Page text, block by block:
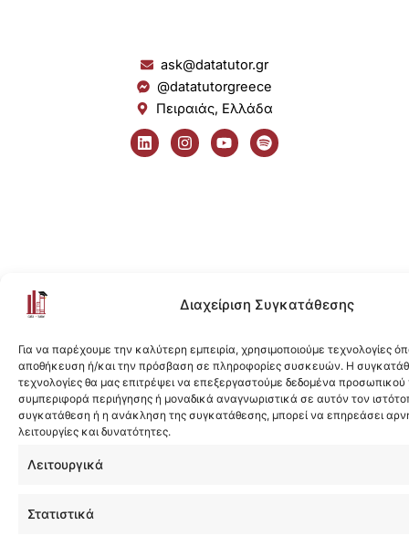
Διαχείριση Συγκατάθεσης
Για να παρέχουμε την καλύτερη εμπειρία, χρησιμοποιούμε τεχνολογίες
αποθήκευση ή/και την πρόσβαση σε πληροφορίες συσκευών. Η
τεχνολογίες θα μας επιτρέψει να επεξεργαστούμε δεδομένα
συμπεριφορά περιήγησης ή μοναδικά αναγνωριστικά σε αυτόν τον
συγκατάθεση ή η ανάκληση της συγκατάθεσης, μπορεί να επηρεάσει
λειτουργίες και δυνατότητες.
Λειτουργικά
Στατιστικά
ask@datatutor.gr
@datatutorgreece
Πειραιάς, Ελλάδα
L
i
n
I
n
s
Y
o
u
S
p
o